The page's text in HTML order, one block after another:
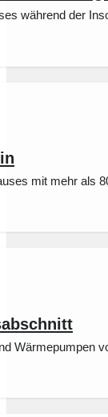
während der
mit mehr als
Wärmepumpen